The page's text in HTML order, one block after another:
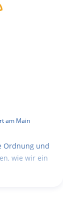
am Main
Ordnung und
wie wir ein